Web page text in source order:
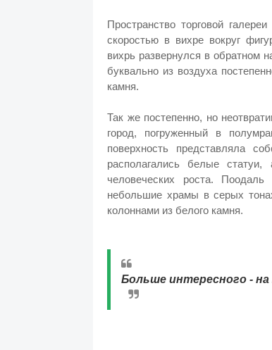
Пространство торговой
скоростью в вихре вокруг
вихрь развернулся в обратном
буквально из воздуха
камня.
Так же постепенно, но
город, погруженный в
поверхность представляла
располагались белые
человеческих роста.
небольшие храмы в серых
колоннами из белого камня.
Больше интересного -